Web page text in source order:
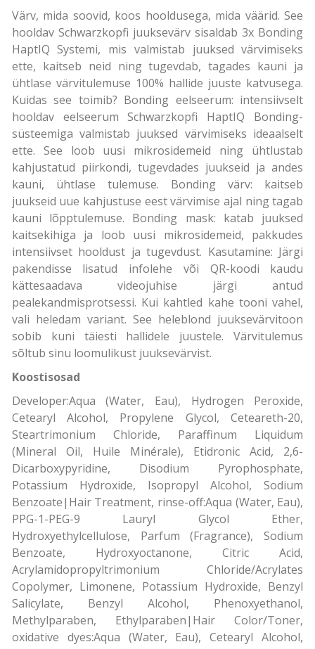
Värv, mida soovid, koos hooldusega, mida väärid. See
hooldav Schwarzkopfi juuksevärv sisaldab 3x Bonding
HaptIQ Systemi, mis valmistab juuksed värvimiseks
ette, kaitseb neid ning tugevdab, tagades kauni ja
ühtlase värvitulemuse 100% hallide juuste katvusega.
Kuidas see toimib? Bonding eelseerum: intensiivselt
hooldav eelseerum Schwarzkopfi HaptIQ Bonding-
süsteemiga valmistab juuksed värvimiseks ideaalselt
ette. See loob uusi mikrosidemeid ning ühtlustab
kahjustatud piirkondi, tugevdades juukseid ja andes
kauni, ühtlase tulemuse. Bonding värv: kaitseb
juukseid uue kahjustuse eest värvimise ajal ning tagab
kauni lõpptulemuse. Bonding mask: katab juuksed
kaitsekihiga ja loob uusi mikrosidemeid, pakkudes
intensiivset hooldust ja tugevdust. Kasutamine: Järgi
pakendisse lisatud infolehe või QR-koodi kaudu
kättesaadava videojuhise järgi antud
pealekandmisprotsessi. Kui kahtled kahe tooni vahel,
vali heledam variant. See heleblond juuksevärvitoon
sobib kuni täiesti hallidele juustele. Värvitulemus
sõltub sinu loomulikust juuksevärvist.
Koostisosad
Developer:Aqua (Water, Eau), Hydrogen Peroxide,
Cetearyl Alcohol, Propylene Glycol, Ceteareth-20,
Steartrimonium Chloride, Paraffinum Liquidum
(Mineral Oil, Huile Minérale), Etidronic Acid, 2,6-
Dicarboxypyridine, Disodium Pyrophosphate,
Potassium Hydroxide, Isopropyl Alcohol, Sodium
Benzoate|Hair Treatment, rinse-off:Aqua (Water, Eau),
PPG-1-PEG-9 Lauryl Glycol Ether,
Hydroxyethylcellulose, Parfum (Fragrance), Sodium
Benzoate, Hydroxyoctanone, Citric Acid,
Acrylamidopropyltrimonium Chloride/Acrylates
Copolymer, Limonene, Potassium Hydroxide, Benzyl
Salicylate, Benzyl Alcohol, Phenoxyethanol,
Methylparaben, Ethylparaben|Hair Color/Toner,
oxidative dyes:Aqua (Water, Eau), Cetearyl Alcohol,